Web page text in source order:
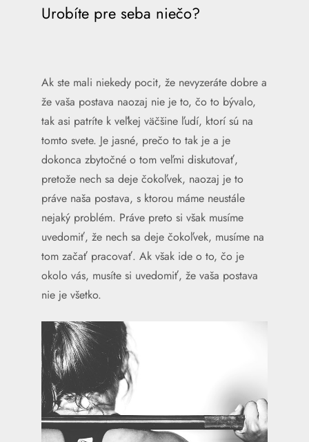
Urobíte pre seba niečo?
Ak ste mali niekedy pocit, že nevyzeráte dobre a
že vaša postava naozaj nie je to, čo to bývalo,
tak asi patríte k veľkej väčšine ľudí, ktorí sú na
tomto svete. Je jasné, prečo to tak je a je
dokonca zbytočné o tom veľmi diskutovať,
pretože nech sa deje čokoľvek, naozaj je to
práve naša postava, s ktorou máme neustále
nejaký problém. Práve preto si však musíme
uvedomiť, že nech sa deje čokoľvek, musíme na
tom začať pracovať. Ak však ide o to, čo je
okolo vás, musíte si uvedomiť, že vaša postava
nie je všetko.